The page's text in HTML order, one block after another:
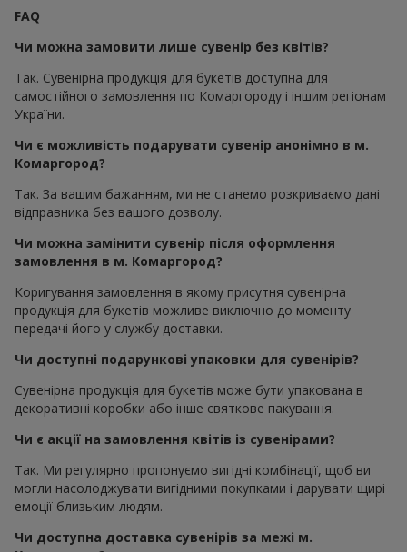
FAQ
Чи можна замовити лише сувенір без квітів?
Так. Сувенірна продукція для букетів доступна для
самостійного замовлення по Комаргороду і іншим регіонам
України.
Чи є можливість подарувати сувенір анонімно в м.
Комаргород?
Так. За вашим бажанням, ми не станемо розкриваємо дані
відправника без вашого дозволу.
Чи можна замінити сувенір після оформлення
замовлення в м. Комаргород?
Коригування замовлення в якому присутня сувенірна
продукція для букетів можливе виключно до моменту
передачі його у службу доставки.
Чи доступні подарункові упаковки для сувенірів?
Сувенірна продукція для букетів може бути упакована в
декоративні коробки або інше святкове пакування.
Чи є акції на замовлення квітів із сувенірами?
Так. Ми регулярно пропонуємо вигідні комбінації, щоб ви
могли насолоджувати вигідними покупками і дарувати щирі
емоції близьким людям.
Чи доступна доставка сувенірів за межі м.